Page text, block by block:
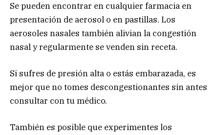
Se pueden encontrar en cualquier farmacia en
presentación de aerosol o en pastillas. Los
aerosoles nasales también alivian la congestión
nasal y regularmente se venden sin receta.
Si sufres de presión alta o estás embarazada, es
mejor que no tomes descongestionantes sin antes
consultar con tu médico.
También es posible que experimentes los